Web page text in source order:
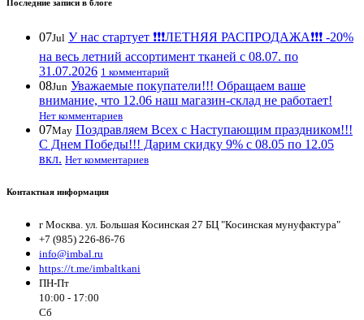
Последние записи в блоге
07Jul У нас стартует ❗️❗️❗️ЛЕТНЯЯ РАСПРОДАЖА❗️❗️❗️ -20%
на весь летний ассортимент тканей с 08.07. по
31.07.2026 1 комментарий
08Jun Уважаемые покупатели!!! Обращаем ваше
внимание, что 12.06 наш магазин-склад не работает!
Нет комментариев
07May Поздравляем Всех с Наступающим праздником!!!
С Днем Победы!!! Дарим скидку 9% с 08.05 по 12.05
вкл. Нет комментариев
Контактная информация
г Москва. ул. Большая Косинская 27 БЦ "Косинская мунуфактура"
+7 (985) 226-86-76
info@imbal.ru
https://t.me/imbaltkani
ПН-Пт
10:00 - 17:00
Сб